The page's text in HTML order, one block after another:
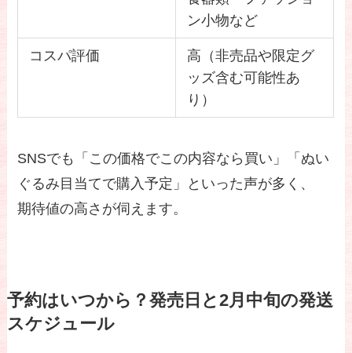
ン小物など
コスパ評価
高（非売品や限定グ
ッズ含む可能性あ
り）
SNSでも「この価格でこの内容なら買い」「ぬい
ぐるみ目当てで購入予定」といった声が多く、
期待値の高さが伺えます。
予約はいつから？発売日と2月中旬の発送
スケジュール